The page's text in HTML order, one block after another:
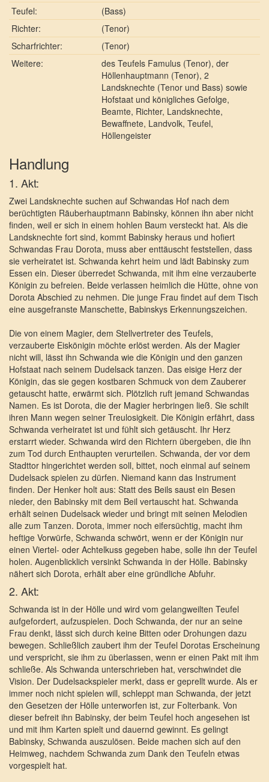
Teufel:
(Bass)
Richter:
(Tenor)
Scharfrichter:
(Tenor)
Weitere:
des Teufels Famulus (Tenor), der
Höllenhauptmann (Tenor), 2
Landsknechte (Tenor und Bass) sowie
Hofstaat und königliches Gefolge,
Beamte, Richter, Landsknechte,
Bewaffnete, Landvolk, Teufel,
Höllengeister
Handlung
1. Akt:
Zwei Landsknechte suchen auf Schwandas Hof nach dem
berüchtigten Räuberhauptmann Babinsky, können ihn aber nicht
finden, weil er sich in einem hohlen Baum versteckt hat. Als die
Landsknechte fort sind, kommt Babinsky heraus und hofiert
Schwandas Frau Dorota, muss aber enttäuscht feststellen, dass
sie verheiratet ist. Schwanda kehrt heim und lädt Babinsky zum
Essen ein. Dieser überredet Schwanda, mit ihm eine verzauberte
Königin zu befreien. Beide verlassen heimlich die Hütte, ohne von
Dorota Abschied zu nehmen. Die junge Frau findet auf dem Tisch
eine ausgefranste Manschette, Babinskys Erkennungszeichen.
Die von einem Magier, dem Stellvertreter des Teufels,
verzauberte Eiskönigin möchte erlöst werden. Als der Magier
nicht will, lässt ihn Schwanda wie die Königin und den ganzen
Hofstaat nach seinem Dudelsack tanzen. Das eisige Herz der
Königin, das sie gegen kostbaren Schmuck von dem Zauberer
getauscht hatte, erwärmt sich. Plötzlich ruft jemand Schwandas
Namen. Es ist Dorota, die der Magier herbringen ließ. Sie schilt
ihren Mann wegen seiner Treulosigkeit. Die Königin erfährt, dass
Schwanda verheiratet ist und fühlt sich getäuscht. Ihr Herz
erstarrt wieder. Schwanda wird den Richtern übergeben, die ihn
zum Tod durch Enthaupten verurteilen. Schwanda, der vor dem
Stadttor hingerichtet werden soll, bittet, noch einmal auf seinem
Dudelsack spielen zu dürfen. Niemand kann das Instrument
finden. Der Henker holt aus: Statt des Beils saust ein Besen
nieder, den Babinsky mit dem Beil vertauscht hat. Schwanda
erhält seinen Dudelsack wieder und bringt mit seinen Melodien
alle zum Tanzen. Dorota, immer noch eifersüchtig, macht ihm
heftige Vorwürfe, Schwanda schwört, wenn er der Königin nur
einen Viertel- oder Achtelkuss gegeben habe, solle ihn der Teufel
holen. Augenblicklich versinkt Schwanda in der Hölle. Babinsky
nähert sich Dorota, erhält aber eine gründliche Abfuhr.
2. Akt:
Schwanda ist in der Hölle und wird vom gelangweilten Teufel
aufgefordert, aufzuspielen. Doch Schwanda, der nur an seine
Frau denkt, lässt sich durch keine Bitten oder Drohungen dazu
bewegen. Schließlich zaubert ihm der Teufel Dorotas Erscheinung
und verspricht, sie ihm zu überlassen, wenn er einen Pakt mit ihm
schließe. Als Schwanda unterschrieben hat, verschwindet die
Vision. Der Dudelsackspieler merkt, dass er geprellt wurde. Als er
immer noch nicht spielen will, schleppt man Schwanda, der jetzt
den Gesetzen der Hölle unterworfen ist, zur Folterbank. Von
dieser befreit ihn Babinsky, der beim Teufel hoch angesehen ist
und mit ihm Karten spielt und dauernd gewinnt. Es gelingt
Babinsky, Schwanda auszulösen. Beide machen sich auf den
Heimweg, nachdem Schwanda zum Dank den Teufeln etwas
vorgespielt hat.